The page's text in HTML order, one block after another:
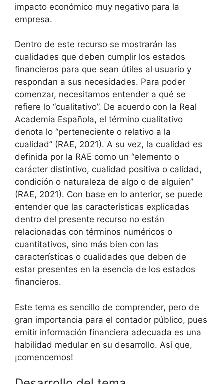
impacto económico muy negativo para la
empresa.
Dentro de este recurso se mostrarán las
cualidades que deben cumplir los estados
financieros para que sean útiles al usuario y
respondan a sus necesidades. Para poder
comenzar, necesitamos entender a qué se
refiere lo “cualitativo”. De acuerdo con la Real
Academia Española, el término cualitativo
denota lo “perteneciente o relativo a la
cualidad” (RAE, 2021). A su vez, la cualidad es
definida por la RAE como un “elemento o
carácter distintivo, cualidad positiva o calidad,
condición o naturaleza de algo o de alguien”
(RAE, 2021). Con base en lo anterior, se puede
entender que las características explicadas
dentro del presente recurso no están
relacionadas con términos numéricos o
cuantitativos, sino más bien con las
características o cualidades que deben de
estar presentes en la esencia de los estados
financieros.
Este tema es sencillo de comprender, pero de
gran importancia para el contador público, pues
emitir información financiera adecuada es una
habilidad medular en su desarrollo. Así que,
¡comencemos!